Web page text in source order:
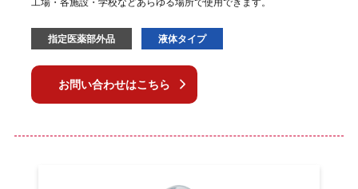
工場・各施設・学校などあらゆる場所で使用できます。
指定医薬部外品 液体タイプ
お問い合わせはこちら